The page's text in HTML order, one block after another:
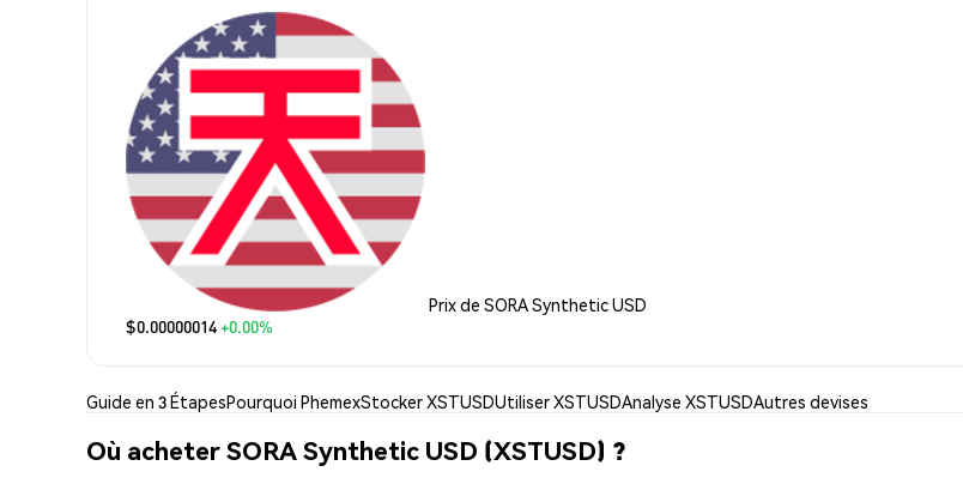
Prix de SORA Synthetic USD
$0.00000014+0.00%
Guide en 3 ÉtapesPourquoi PhemexStocker XSTUSDUtiliser XSTUSDAnalyse XSTUSDAutres devises
Où acheter SORA Synthetic USD (XSTUSD) ?